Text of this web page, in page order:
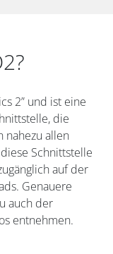
2” und ist eine
die
nahezu allen
Schnittstelle
auf der
Genauere
auch der
entnehmen.